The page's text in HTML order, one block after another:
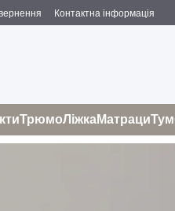
Контактна інформація
Політика конфіденційності Оферта
ТрюмоЛіжкаМатраци